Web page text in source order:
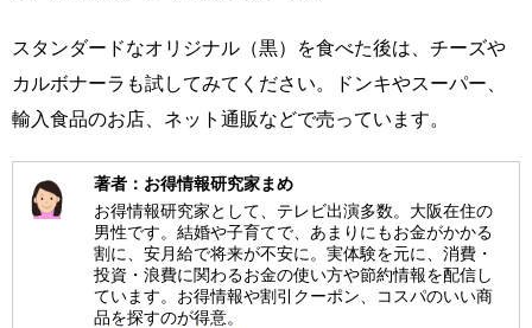
スタンダードなオリジナル（黒）を食べた後は、チーズや
カルボナーラも試してみてください。ドンキやスーパー、
輸入食品のお店、ネット通販などで売っています。
著者：お得情報研究家まめ
お得情報研究家として、テレビ出演多数。大阪在住の
男性です。結婚や子育てで、あまりにもお金がかかる
割に、安月給で将来が不安に。実体験を元に、消費・
投資・浪費に関わるお金の使い方や節約情報を配信し
ています。お得情報や割引クーポン、コスパのいい商
品を探すのが得意。